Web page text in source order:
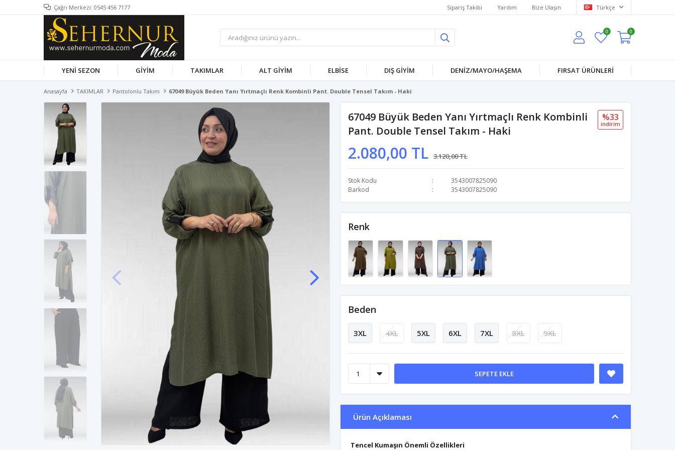
Çağrı Merkezi: 0545 456 7177 Sipariş Takibi Yardım Bize Ulaşın Türkçe
0 0
YENİ SEZON GİYİM TAKIMLAR ALT GİYİM ELBİSE DIŞ GİYİM DENİZ/MAYO/HAŞEMA FIRSAT ÜRÜNLERİ
Anasayfa TAKIMLAR Pantolonlu Takım 67049 Büyük Beden Yanı Yırtmaçlı Renk Kombinli Pant. Double Tensel Takım - Haki
67049 Büyük Beden Yanı Yırtmaçlı Renk Kombinli
Pant. Double Tensel Takım - Haki
2.080,00 TL 3.120,00 TL
%33
i̇ndi̇ri̇m
Stok Kodu
3543007825090
Barkod
3543007825090
Renk
Beden
3XL 4XL 5XL 6XL 7XL 8XL 9XL
SEPETE EKLE
Ürün Açıklaması
Tencel Kumaşın Önemli Özellikleri